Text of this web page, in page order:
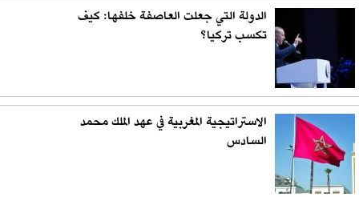
الدولة التي جعلت العاصفة خلفها: كيف
تكسب تركيا؟
الاستراتيجية المغربية في عهد الملك محمد
السادس